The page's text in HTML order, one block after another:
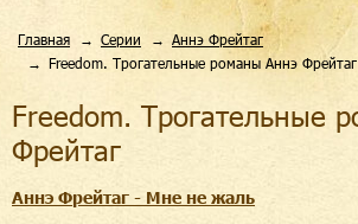
Главная Серии
Аннэ Фрейтаг
Freedom. Трогательные романы Аннэ Фрейтаг
Freedom. Трогательные романы Аннэ
Фрейтаг
Аннэ Фрейтаг - Мне не жаль